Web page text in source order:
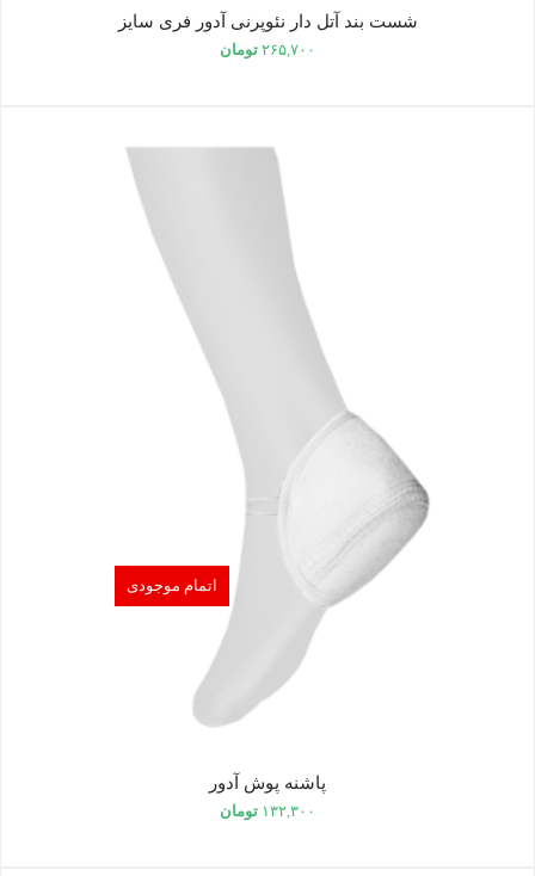
شست بند آتل دار نئوپرنی آدور فری سایز
۲۶۵,۷۰۰ تومان
اتمام موجودی
پاشنه پوش آدور
۱۳۲,۳۰۰ تومان